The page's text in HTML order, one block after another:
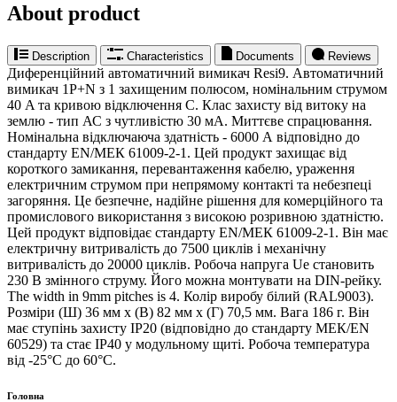
About product
Description Characteristics Documents Reviews
Диференційний автоматичний вимикач Resi9. Автоматичний
вимикач 1P+N з 1 захищеним полюсом, номінальним струмом
40 A та кривою відключення C. Клас захисту від витоку на
землю - тип АС з чутливістю 30 мА. Миттєве спрацювання.
Номінальна відключаюча здатність - 6000 А відповідно до
стандарту EN/МЕК 61009-2-1. Цей продукт захищає від
короткого замикання, перевантаження кабелю, ураження
електричним струмом при непрямому контакті та небезпеці
загоряння. Це безпечне, надійне рішення для комерційного та
промислового використання з високою розривною здатністю.
Цей продукт відповідає стандарту EN/МЕК 61009-2-1. Він має
електричну витривалість до 7500 циклів і механічну
витривалість до 20000 циклів. Робоча напруга Ue становить
230 В змінного струму. Його можна монтувати на DIN-рейку.
The width in 9mm pitches is 4. Колір виробу білий (RAL9003).
Розміри (Ш) 36 мм х (В) 82 мм х (Г) 70,5 мм. Вага 186 г. Він
має ступінь захисту IP20 (відповідно до стандарту МЕК/EN
60529) та стає IP40 у модульному щиті. Робоча температура
від -25°C до 60°C.
Головна